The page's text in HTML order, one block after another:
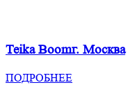
Teika Boomг. Москва
ПОДРОБНЕЕ